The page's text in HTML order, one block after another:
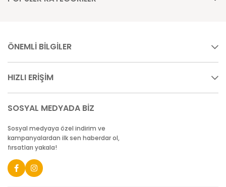
ÖNEMLİ BİLGİLER
HIZLI ERİŞİM
SOSYAL MEDYADA BİZ
Sosyal medyaya özel indirim ve
kampanyalardan ilk sen haberdar ol,
fırsatları yakala!